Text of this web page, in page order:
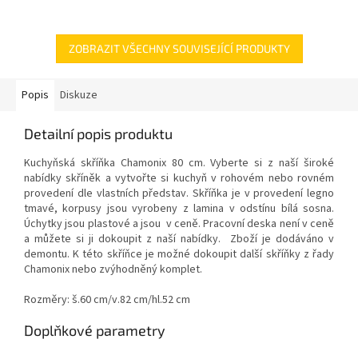
ZOBRAZIT VŠECHNY SOUVISEJÍCÍ PRODUKTY
Popis Diskuze
Detailní popis produktu
Kuchyňská skříňka Chamonix 80 cm. Vyberte si z naší široké
nabídky skříněk a vytvořte si kuchyň v rohovém nebo rovném
provedení dle vlastních představ. Skříňka je v provedení legno
tmavé, korpusy jsou vyrobeny z lamina v odstínu bílá sosna.
Úchytky jsou plastové a jsou v ceně. Pracovní deska není v ceně
a můžete si ji dokoupit z naší nabídky. Zboží je dodáváno v
demontu. K této skříňce je možné dokoupit další skříňky z řady
Chamonix nebo zvýhodněný komplet.
Rozměry: š.60 cm/v.82 cm/hl.52 cm
Doplňkové parametry